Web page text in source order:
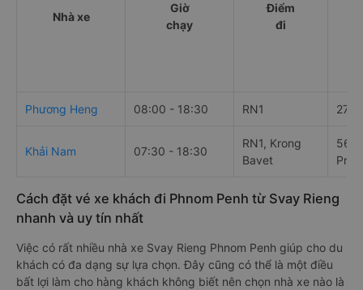
Nhà xe
Giờ
chạy
Điểm
đi
Phương Heng 08:00 - 18:30 RN1 279
Khải Nam 07:30 - 18:30
RN1, Krong
Bavet
56
Cách đặt vé xe khách đi Phnom Penh từ Svay Rieng
nhanh và uy tín nhất
Việc có rất nhiều nhà xe Svay Rieng Phnom Penh giúp cho du
khách có đa dạng sự lựa chọn. Đây cũng có thể là một điều
bất lợi làm cho hàng khách không biết nên chọn nhà xe nào là